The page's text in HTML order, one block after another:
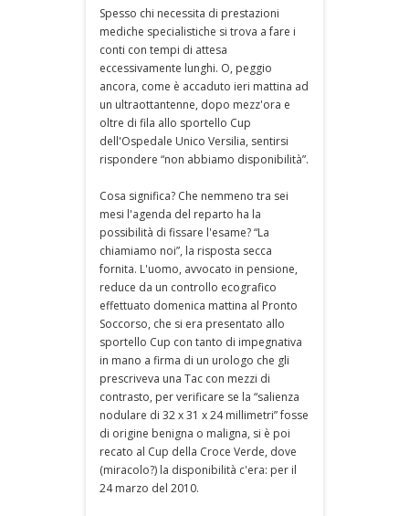
Spesso chi necessita di prestazioni
mediche specialistiche si trova a fare i
conti con tempi di attesa
eccessivamente lunghi. O, peggio
ancora, come è accaduto ieri mattina ad
un ultraottantenne, dopo mezz'ora e
oltre di fila allo sportello Cup
dell'Ospedale Unico Versilia, sentirsi
rispondere “non abbiamo disponibilità”.
Cosa significa? Che nemmeno tra sei
mesi l'agenda del reparto ha la
possibilità di fissare l'esame? “La
chiamiamo noi”, la risposta secca
fornita. L'uomo, avvocato in pensione,
reduce da un controllo ecografico
effettuato domenica mattina al Pronto
Soccorso, che si era presentato allo
sportello Cup con tanto di impegnativa
in mano a firma di un urologo che gli
prescriveva una Tac con mezzi di
contrasto, per verificare se la “salienza
nodulare di 32 x 31 x 24 millimetri” fosse
di origine benigna o maligna, si è poi
recato al Cup della Croce Verde, dove
(miracolo?) la disponibilità c'era: per il
24 marzo del 2010.